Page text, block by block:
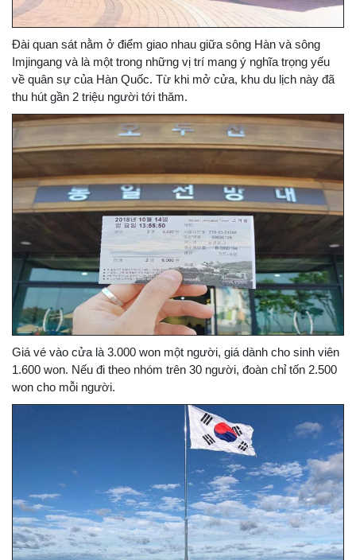
Đài quan sát nằm ở điểm giao nhau giữa sông Hàn và sông
Imjingang và là một trong những vị trí mang ý nghĩa trọng yếu
về quân sự của Hàn Quốc. Từ khi mở cửa, khu du lịch này đã
thu hút gần 2 triệu người tới thăm.
Giá vé vào cửa là 3.000 won một người, giá dành cho sinh viên
1.600 won. Nếu đi theo nhóm trên 30 người, đoàn chỉ tốn 2.500
won cho mỗi người.